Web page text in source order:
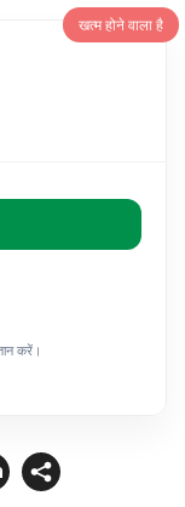
खत्म होने वाला है
करें।